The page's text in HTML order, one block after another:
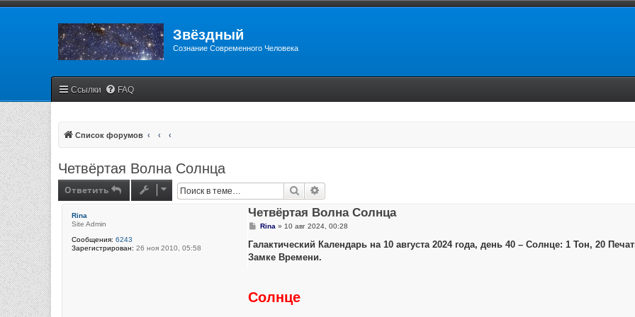
Звёздный
Сознание Современного Человека
Ссылки FAQ
Список форумов
Четвёртая Волна Солнца
Ответить Поиск
Rina
Site Admin
Сообщения: 6243
Зарегистрирован: 26 ноя 2010, 05:58
Четвёртая Волна Солнца
С
о
щ
е
Rina » 10 авг 2024, 00:28
Галактический Календарь на 10 августа 2024 года, день 40 – Солнце: 1 Тон, 20
Замке Времени.
Солнце